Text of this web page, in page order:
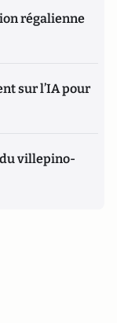
régalienne
sur l’IA pour
villepino-